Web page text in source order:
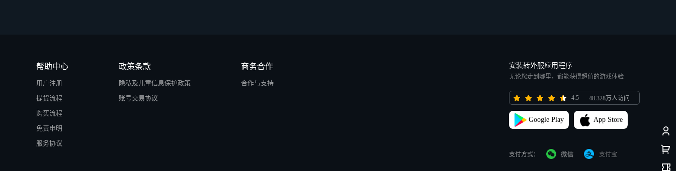
帮助中心
用户注册
提货流程
购买流程
免责申明
服务协议
政策条款
隐私及儿童信息保护政策
账号交易协议
商务合作
合作与支持
安装转外服应用程序
无论您走到哪里，都能获得超值的游戏体验
4.5 48.328万人访问
Google Play App Store
支付方式： 支付宝